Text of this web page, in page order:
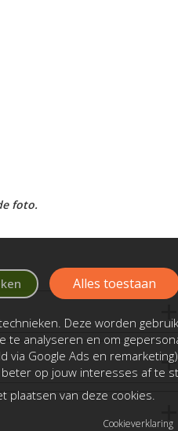
foto.
Deze worden
te analyseren en om
Google Ads en
op jouw interesses af te
plaatsen van deze cookies.
Alles toestaan
Cookieverklaring